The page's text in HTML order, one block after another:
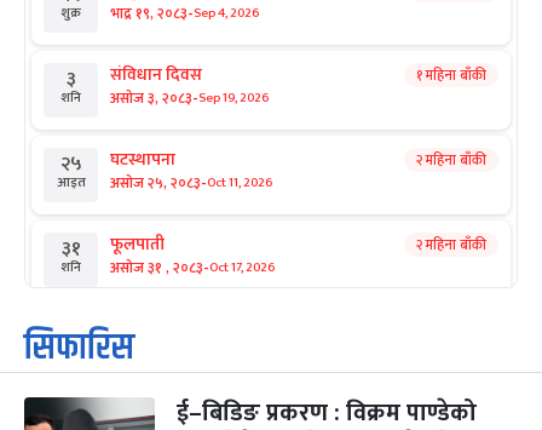
शुक्र भाद्र १९, २०८३-Sep 4, 2026
३
शनि
संविधान दिवस
असोज ३, २०८३-Sep 19, 2026
१ महिना बाँकी
२५
आइत
घटस्थापना
असोज २५, २०८३-Oct 11, 2026
२ महिना बाँकी
३१
शनि
फूलपाती
असोज ३१ , २०८३-Oct 17, 2026
२ महिना बाँकी
१
आइत
कार्तिक सङ्क्रान्ति
कार्तिक १, २०८३
३ महानवमी २ महिना बाँकी
सिफारिस
ई–बिडिङ प्रकरण : विक्रम पाण्डेको